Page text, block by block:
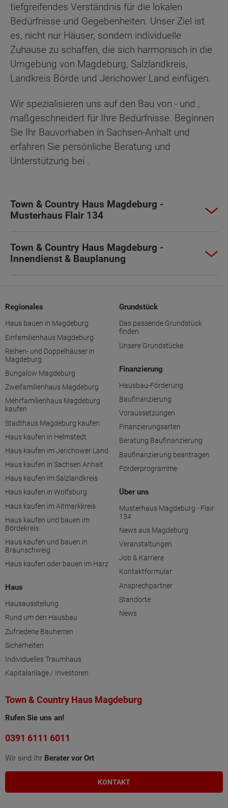
tiefgreifendes Verständnis für die lokalen
Bedürfnisse und Gegebenheiten. Unser Ziel ist
es, nicht nur Häuser, sondern individuelle
Zuhause zu schaffen, die sich harmonisch in die
Umgebung von Magdeburg, Salzlandkreis,
Landkreis Börde und Jerichower Land einfügen.
Wir spezialisieren uns auf den Bau von - und ,
maßgeschneidert für Ihre Bedürfnisse. Beginnen
Sie Ihr Bauvorhaben in Sachsen-Anhalt und
erfahren Sie persönliche Beratung und
Unterstützung bei .
Town & Country Haus Magdeburg -
Musterhaus Flair 134
Town & Country Haus Magdeburg -
Innendienst & Bauplanung
Regionales
Haus bauen in Magdeburg
Einfamilienhaus Magdeburg
Reihen- und Doppelhäuser in
Magdeburg
Bungalow Magdeburg
Zweifamilienhaus Magdeburg
Mehrfamilienhaus Magdeburg
kaufen
Stadthaus Magdeburg kaufen
Haus kaufen in Helmstedt
Haus kaufen im Jerichower Land
Haus kaufen in Sachsen Anhalt
Haus kaufen im Salzlandkreis
Haus kaufen in Wolfsburg
Haus kaufen im Altmarkkreis
Haus kaufen und bauen im
Bördekreis
Haus kaufen und bauen in
Braunschweig
Haus kaufen oder bauen im Harz
Haus
Hausausstellung
Rund um den Hausbau
Zufriedene Bauherren
Sicherheiten
Individuelles Traumhaus
Kapitalanlage / Investoren
Grundstück
Das passende Grundstück
finden
Unsere Grundstücke
Finanzierung
Hausbau-Förderung
Baufinanzierung
Voraussetzungen
Finanzierungsarten
Beratung Baufinanzierung
Baufinanzierung beantragen
Förderprogramme
Über uns
Musterhaus Magdeburg - Flair
134
News aus Magdeburg
Veranstaltungen
Job & Karriere
Kontaktformular
Ansprechpartner
Standorte
News
Town & Country Haus Magdeburg
Rufen Sie uns an!
0391 6111 6011
Wir sind Ihr Berater vor Ort
KONTAKT